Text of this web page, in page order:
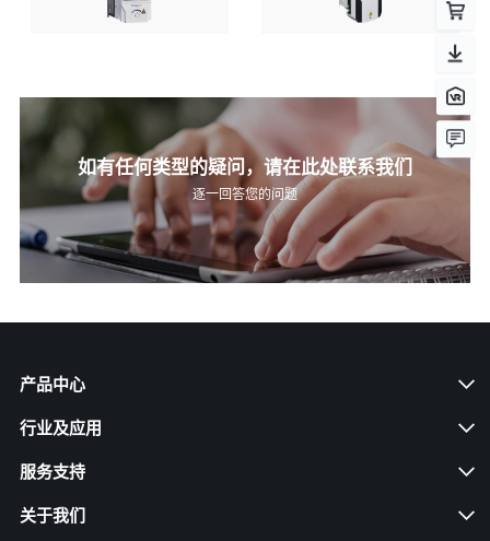
如有任何类型的疑问，请在此处联系我们
逐一回答您的问题
产品中心
行业及应用
服务支持
关于我们